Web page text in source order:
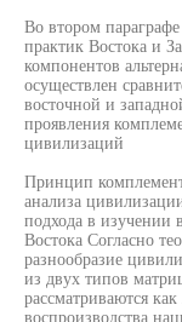
Во втором
практик Востока и
компонентов
осуществлен
восточной и
проявления
цивилизаций
Принцип
анализа
подхода в изучении
Востока Согласно
разнообразие
из двух типов
рассматриваются
воспроизводства